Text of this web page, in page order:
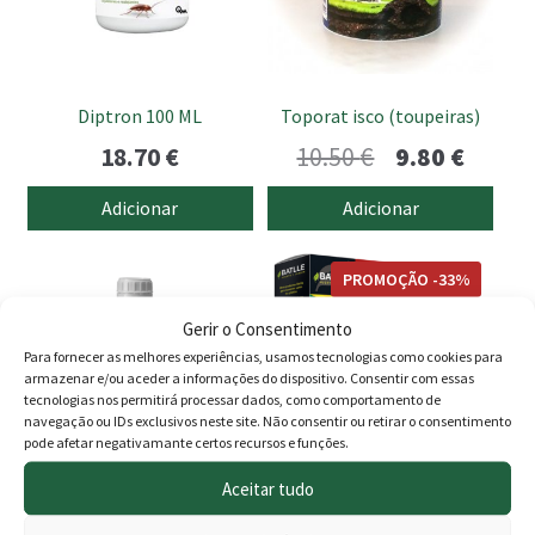
Gerir o Consentimento
Para fornecer as melhores experiências, usamos tecnologias como cookies para
armazenar e/ou aceder a informações do dispositivo. Consentir com essas
tecnologias nos permitirá processar dados, como comportamento de
navegação ou IDs exclusivos neste site. Não consentir ou retirar o consentimento
pode afetar negativamante certos recursos e funções.
Aceitar tudo
Diptron 100 ML
18.70€
Adicionar
Toporat isco (toupeiras)
10.50€
preço
original
era:
9.80 €O
preço
atual
é:
Adicionar
Diacigen Max 50ml
Repelente de Aves Batlle
PROMOÇÃO -33%